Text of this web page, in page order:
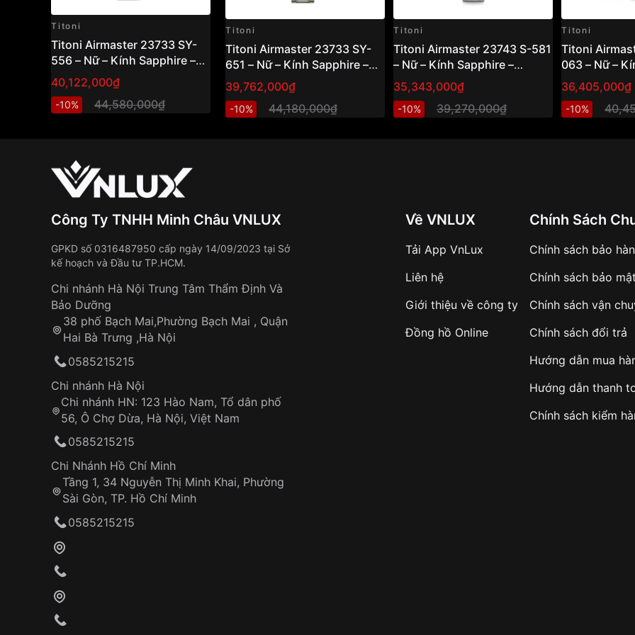
Không cấn, không kẹp lông tay
Hoàn thiện:
Hai dải ngoài: chải xước
Dải giữa: đánh bóng
Chất liệuthép không gỉ 316L
(chuẩn y tế):
Mắt dây
, cầm rất đầm tay
Khóa bướm gập đôi:
Đóng mở chắc chắn
Titoni sử dụng
Độ cứng gần như kim cương
Không xước khi va chạm sinh hoạt
Giảm lóa mạnh dưới ánh nắng & đèn văn phòng
Giữ được độ bền của lớp phủ (không dễ trầy như AR mặt ngoài)
Nhìn mặt số
Bộ máy Automatic Sellita SW200-1 – Chuẩn Swiss Movt
Bên trong là Sellita SW200-1
Thụy Sỹ:
Thông số chính:
Titoni
Titoni Airmaster 23733 SY-
556 – Nữ – Kính Sapphire –
Automatic – Mặt Số 29mm,
Mạ Vàng PVD, Chống Nước
5ATM Vnlux
40,122,000₫
-10% 44,580,000₫
Titoni
Titoni Airmaster 23733 SY-
651 – Nữ – Kính Sapphire –
Automatic – Mặt Số 29mm,
Mạ Vàng PVD, Chống Nước
5ATM Vnlux
39,762,000₫
-10% 44,180,000₫
Titoni
Titoni Airmaster 23743 S-581
– Nữ – Kính Sapphire –
Automatic – Swiss Made, Kim
Xanh, Đính Đá Pha Lê Vnlux
35,343,000₫
-10% 39,270,000₫
Titoni
Titoni
063 – Nữ –
Cong –
27mm, Đính
Chống Nước
36,405,000₫
-10%
Công Ty TNHH Minh Châu VNLUX
GPKD số 0316487950 cấp ngày 14/09/2023 tại Sở
kế hoạch và Đầu tư TP.HCM.
Chi nhánh Hà Nội Trung Tâm Thẩm Định Và
Bảo Dưỡng
38 phố Bạch Mai,Phường Bạch Mai , Quận
Hai Bà Trưng ,Hà Nội
0585215215
Chi nhánh Hà Nội
Chi nhánh HN: 123 Hào Nam, Tổ dân phố
56, Ô Chợ Dừa, Hà Nội, Việt Nam
0585215215
Chi Nhánh Hồ Chí Minh
Tầng 1, 34 Nguyễn Thị Minh Khai, Phường
Sài Gòn, TP. Hồ Chí Minh
0585215215
Về VNLUX
Tải App VnLux
Liên hệ
Giới thiệu về công ty
Đồng hồ Online
Chính Sách
Chính sách bảo
Chính sách bảo mật
Chính sách vận
Chính sách đổi trả
Hướng dẫn mua
Hướng dẫn thanh
Chính sách kiểm